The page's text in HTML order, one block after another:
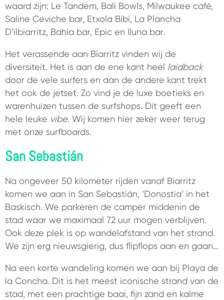
waard zijn: Le Tandem, Bali Bowls, Milwaukee café,
Saline Ceviche bar, Etxola Bibi, La Plancha
D’ilbiarritz, Bahia bar, Epic en Iluna bar.
Het verassende aan Biarritz vinden wij de
diversiteit. Het is aan de ene kant heel laidback
door de vele surfers en aan de andere kant trekt
het ook de jetset. Zo vind je de luxe boetieks en
warenhuizen tussen de surfshops. Dit geeft een
hele leuke vibe. Wij komen hier zeker weer terug
met onze surfboards.
San Sebastián
Na ongeveer 50 kilometer rijden vanaf Biarritz
komen we aan in San Sebastián, ‘Donostia’ in het
Baskisch. We parkeren de camper middenin de
stad waar we maximaal 72 uur mogen verblijven.
Ook deze plek is op wandelafstand van het strand.
We zijn erg nieuwsgierig, dus flipflops aan en gaan…
Na een korte wandeling komen we aan bij Playa de
la Concha. Dit is het meest iconische strand van de
stad, met een prachtige baai, fijn zand en kalme